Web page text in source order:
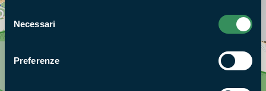
Selezione
del
consenso
Necessari
Preferenze